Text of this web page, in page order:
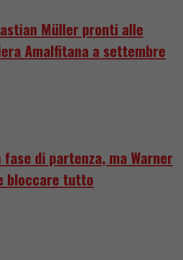
Müller pronti alle
Amalfitana a settembre
fase di partenza, ma Warner
bloccare tutto